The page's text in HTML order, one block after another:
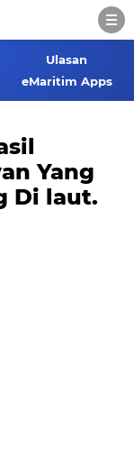
Ulasan
eMaritim Apps
Yang
Di laut.